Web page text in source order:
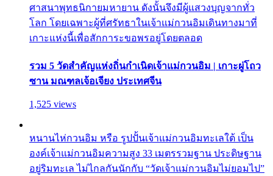
ศาสนาพุทธนิกายมหายาน ดังนั้นจึงมีผู้แสวงบุญจากทั่ว
โลก โดยเฉพาะผู้ที่ศรัทธาในเจ้าแม่กวนอิมเดินทางมาที่
เกาะแห่งนี้เพื่อสักการะขอพรอยู่โดยตลอด
รวม 5 วัดสำคัญแห่งถิ่นกำเนิดเจ้าแม่กวนอิม | เกาะผู่โถว
ซาน มณฑลเจ้อเจียง ประเทศจีน
1,525 views
หนานไห่กวนอิม หรือ รูปปั้นเจ้าแม่กวนอิมทะเลใต้ เป็น
องค์เจ้าแม่กวนอิมความสูง 33 เมตรรวมฐาน ประดิษฐาน
อยู่ริมทะเล ไม่ไกลกันนักกับ “วัดเจ้าแม่กวนอิมไม่ยอมไป”